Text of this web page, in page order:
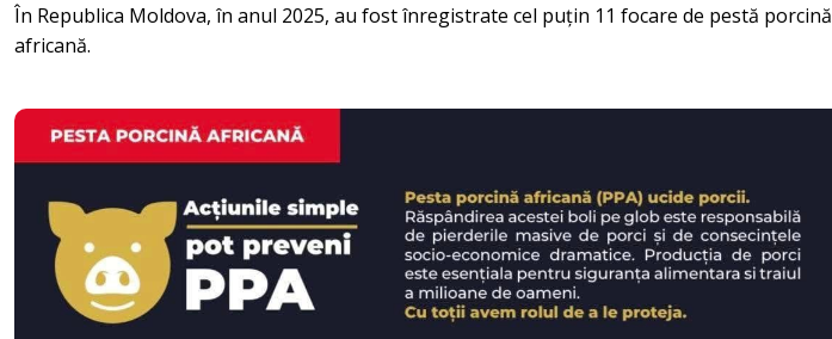
În Republica Moldova, în anul 2025, au fost înregistrate cel puțin 11 focare de pestă porcină
africană.